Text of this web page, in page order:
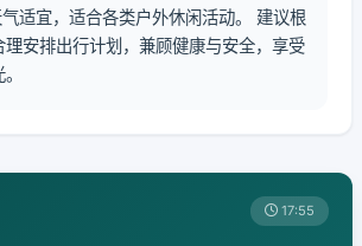
适宜，适合各类户外休闲活动。 建议根
理安排出行计划，兼顾健康与安全，享受
17:55